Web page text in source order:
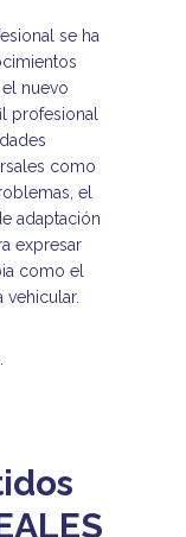
se ha
nuevo
profesional
como
el
adaptación
expresar
como el